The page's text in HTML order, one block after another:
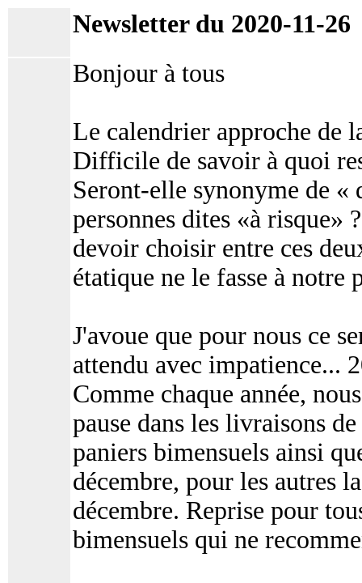
Newsletter du 2020-11-26
Bonjour à tous
Le calendrier approche de
Difficile de savoir à quoi
Seront-elle synonyme de «
personnes dites «à
devoir choisir entre ces
étatique ne le fasse à notre
J'avoue que pour nous ce
attendu avec impatience...
Comme chaque année,
pause dans les livraisons
paniers bimensuels ainsi
décembre, pour les autres
décembre. Reprise pour
bimensuels qui ne